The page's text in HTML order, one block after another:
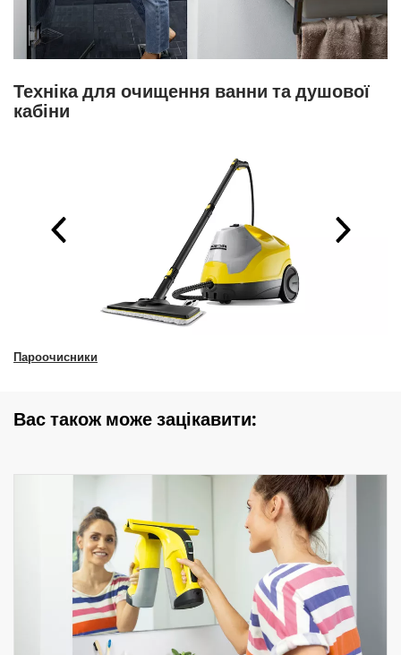
Техніка для очищення ванни та душової
кабіни
Пароочисники
Вас також може зацікавити: